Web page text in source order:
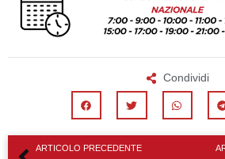
Condividi
Precedente
ARTICOLO PRECEDENTE